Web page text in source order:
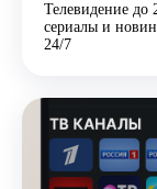
Телевидение до
сериалы и
24/7